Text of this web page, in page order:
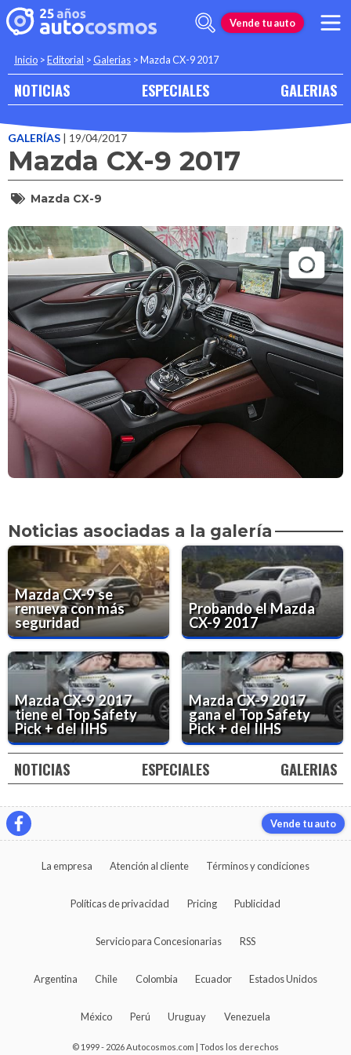
Vende tu auto
Inicio >Editorial >Galerias >Mazda CX-9 2017
NOTICIAS ESPECIALES GALERIAS
GALERÍAS | 19/04/2017
Mazda CX-9 2017
Mazda CX-9
Noticias asociadas a la galería
Mazda CX-9 se
renueva con más
seguridad
Probando el Mazda
CX-9 2017
Mazda CX-9 2017
tiene el Top Safety
Pick + del IIHS
Mazda CX-9 2017
gana el Top Safety
Pick + del IIHS
NOTICIAS ESPECIALES GALERIAS
Vende tu auto
La empresa Atención al cliente Términos y condiciones
Políticas de privacidad Pricing Publicidad
Servicio para Concesionarias RSS
Argentina Chile Colombia Ecuador Estados Unidos
México Perú Uruguay Venezuela
© 1999 - 2026 Autocosmos.com | Todos los derechos